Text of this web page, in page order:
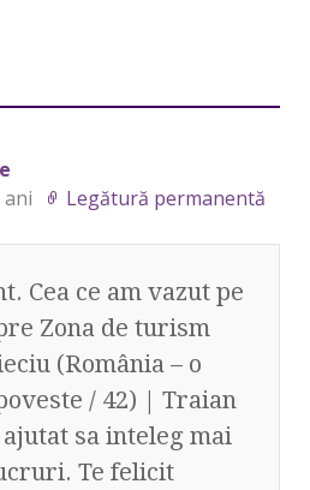
ani
Legătură permanentă
Cea ce am vazut pe
Zona de turism
(România – o
/ 42) | Traian
sa inteleg mai
Te felicit